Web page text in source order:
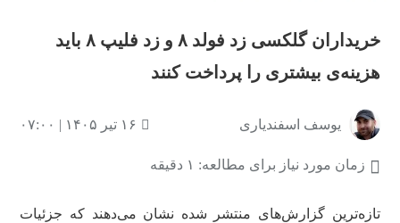
خریداران گلکسی زد فولد ۸ و زد فلیپ ۸ باید
هزینه‌ی بیشتری را پرداخت کنند
یوسف اسفندیاری ۱۶ تیر ۱۴۰۵ | ۰۷:۰۰
زمان مورد نیاز برای مطالعه: ۱ دقیقه
تازه‌ترین گزارش‌های منتشر شده نشان می‌دهند که جزئیات